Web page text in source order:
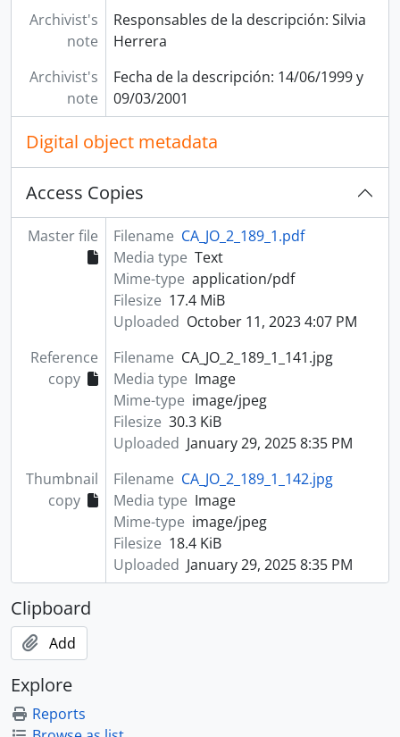
Archivist's
note
Responsables de la descripción: Silvia
Herrera
Archivist's
note
Fecha de la descripción: 14/06/1999 y
09/03/2001
Digital object metadata
Access Copies
Master file Filename CA_JO_2_189_1.pdf
Media type Text
Mime-type application/pdf
Filesize 17.4 MiB
Uploaded October 11, 2023 4:07 PM
Reference
copy
Filename CA_JO_2_189_1_141.jpg
Media type Image
Mime-type image/jpeg
Filesize 30.3 KiB
Uploaded January 29, 2025 8:35 PM
Thumbnail
copy
Filename CA_JO_2_189_1_142.jpg
Media type Image
Mime-type image/jpeg
Filesize 18.4 KiB
Uploaded January 29, 2025 8:35 PM
Clipboard
Add
Explore
Reports